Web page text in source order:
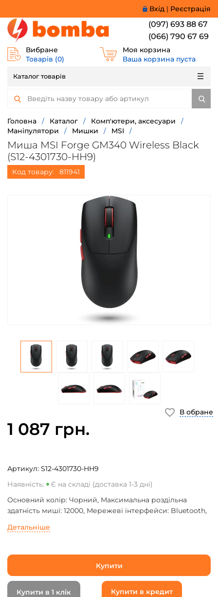
Вхід | Реєстрація
(097) 693 88 67
(066) 790 67 69
Вибране
Товарів (0)
Моя корзина
Ваша корзина пуста
Каталог товарів
Головна / Каталог / Комп'ютери, аксесуари
/
Маніпулятори
/ Мишки / MSI /
Миша MSI Forge GM340 Wireless Black
(S12-4301730-HH9)
Код товару: 811941
1 087 грн.
Артикул: S12-4301730-HH9
Наявність:
Є на складі (доставка 1-3 дні)
Основний колір: Чорний, Максимальна роздільна
здатність миші: 12000, Мережеві інтерфейси: Bluetooth,
Кількість клавіш: 6
Детальніше
Купити
Купити в 1 клік Купити в кредит
В обране